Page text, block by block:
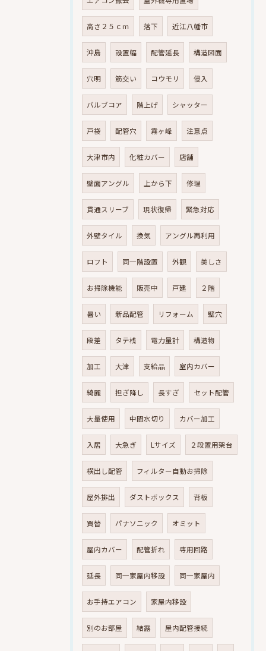
高さ２５ｃｍ 落下 近江八幡市
沖島 設置幅 配管延長 構造図面
穴明 筋交い コウモリ 侵入
バルブコア 階上げ シャッター
戸袋 配管穴 霧ヶ峰 注意点
大津市内 化粧カバー 店舗
壁面アングル 上から下 修理
貫通スリーブ 現状復帰 緊急対応
外壁タイル 換気 アングル再利用
ロフト 同一階設置 外観 美しさ
お掃除機能 販売中 戸建 ２階
暑い 新品配管 リフォーム 壁穴
段差 タテ桟 電力量計 構造物
加工 大津 支給品 室内カバー
綺麗 担ぎ降し 長すぎ セット配管
大量使用 中間水切り カバー加工
入居 大急ぎ Lサイズ ２段置用架台
横出し配管 フィルター自動お掃除
屋外排出 ダストボックス 背板
買替 パナソニック オミット
屋内カバー 配管折れ 専用回路
延長 同一家屋内移設 同一家屋内
お手持エアコン 家屋内移設
別のお部屋 結露 屋内配管接続